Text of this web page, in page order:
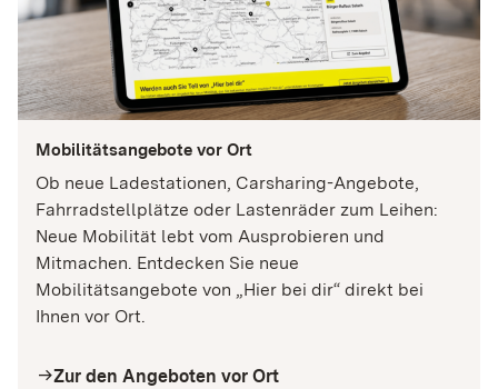
Mobilitätsangebote vor Ort
Ob neue Ladestationen, Carsharing-Angebote,
Fahrradstellplätze oder Lastenräder zum Leihen:
Neue Mobilität lebt vom Ausprobieren und
Mitmachen. Entdecken Sie neue
Mobilitätsangebote von „Hier bei dir“ direkt bei
Ihnen vor Ort.
arrow_rightZur den Angeboten vor Ort
Zugriff auf diese Inhalte keiner manuellen
Zustimmung mehr.
Instagram
Name:
Anbieter:
Instagram (Meta Platforms Ireland Limited)
Wird verwendet, um Instagram-Inhalte auf der
Website anzuzeigen und mit dem sozialen
personenbezogene Daten durch Instagram